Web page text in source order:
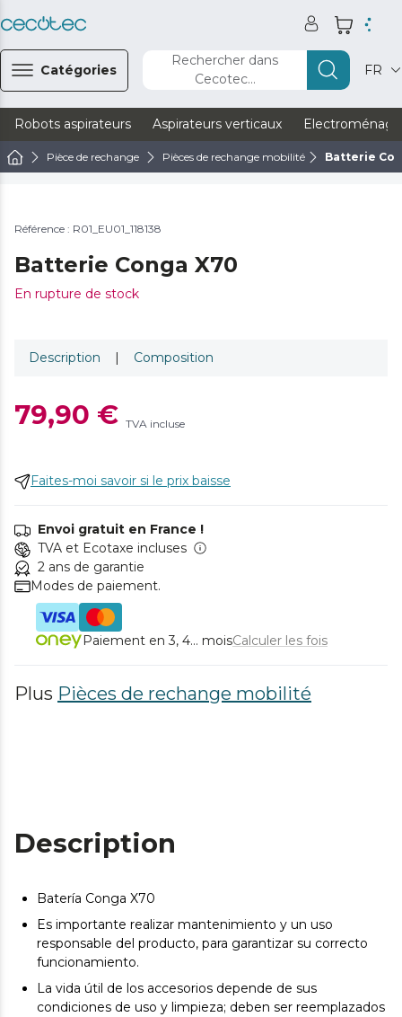
Catégories
Rechercher dans
Cecotec...
FR
Robots aspirateurs Aspirateurs verticaux
Pièce de rechange Pièces de rechange mobilité Batterie
Référence : R01_EU01_118138
Batterie Conga X70
En rupture de stock
Description | Composition
79,90 € TVA incluse
Faites-moi savoir si le prix baisse
Envoi gratuit en France !
TVA et Ecotaxe incluses
2 ans de garantie
Modes de paiement.
Paiement en 3, 4... moisCalculer les fois
Plus Pièces de rechange mobilité
Description
Batería Conga X70
Es importante realizar mantenimiento y un uso
responsable del producto, para garantizar su correcto
funcionamiento.
La vida útil de los accesorios depende de sus
condiciones de uso y limpieza; deben ser reemplazados